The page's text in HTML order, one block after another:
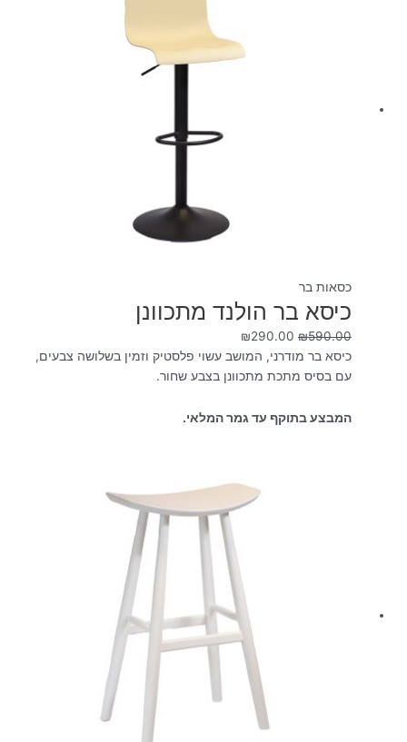
כסאות בר
כיסא בר הולנד מתכוונן
₪590.00
₪290.00
כיסא בר מודרני, המושב עשוי פלסטיק וזמין בשלושה צבעים,
עם בסיס מתכת מתכוונן בצבע שחור.
המבצע בתוקף עד גמר המלאי.